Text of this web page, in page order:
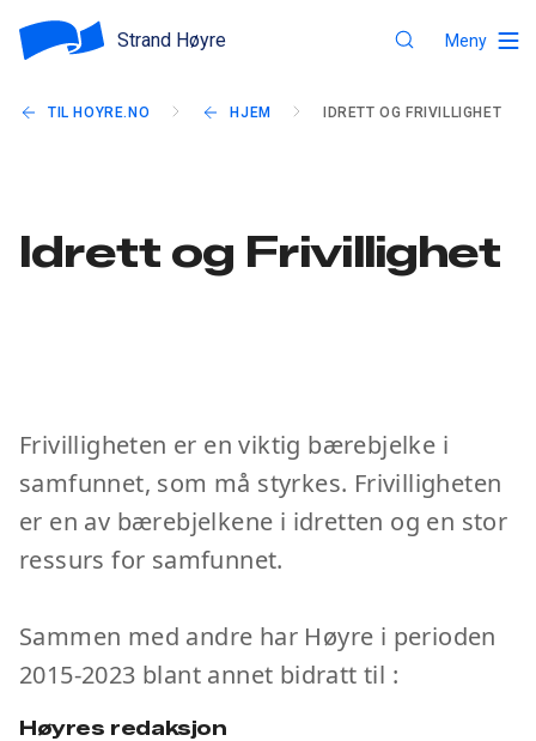
Strand Høyre Meny
TIL HOYRE.NO HJEM IDRETT OG FRIVILLIGHET
Idrett og Frivillighet
Frivilligheten er en viktig bærebjelke i
samfunnet, som må styrkes. Frivilligheten
er en av bærebjelkene i idretten og en stor
ressurs for samfunnet.
Sammen med andre har Høyre i perioden
2015-2023 blant annet bidratt til :
Høyres redaksjon